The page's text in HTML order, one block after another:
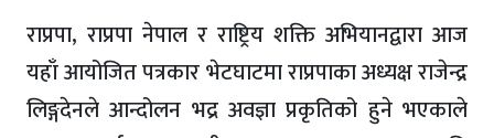
राप्रपा, राप्रपा नेपाल र राष्ट्रिय शक्ति अभियानद्वारा आज
यहाँ आयोजित पत्रकार भेटघाटमा राप्रपाका अध्यक्ष राजेन्द्र
लिङ्गदेनले आन्दोलन भद्र अवज्ञा प्रकृतिको हुने भएकाले